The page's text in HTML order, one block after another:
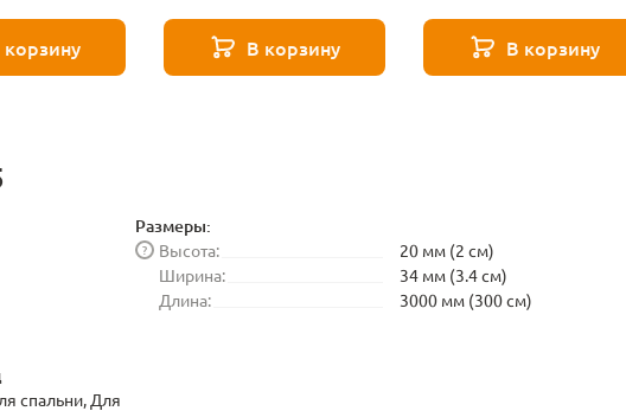
корзину
502227 В корзину В корзину
спальни, Для
Размеры:
Высота:
?
20 мм (2 см)
Ширина:
34 мм (3.4 см)
Длина:
3000 мм (300 см)